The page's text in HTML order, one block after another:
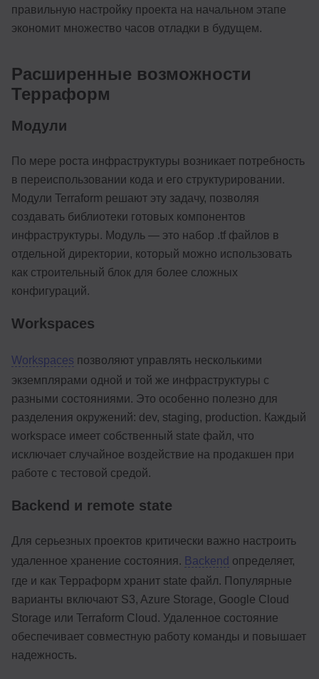
правильную настройку проекта на начальном этапе
экономит множество часов отладки в будущем.
Расширенные возможности
Терраформ
Модули
По мере роста инфраструктуры возникает потребность
в переиспользовании кода и его структурировании.
Модули Terraform решают эту задачу, позволяя
создавать библиотеки готовых компонентов
инфраструктуры. Модуль — это набор .tf файлов в
отдельной директории, который можно использовать
как строительный блок для более сложных
конфигураций.
Workspaces
Workspaces позволяют управлять несколькими
экземплярами одной и той же инфраструктуры с
разными состояниями. Это особенно полезно для
разделения окружений: dev, staging, production. Каждый
workspace имеет собственный state файл, что
исключает случайное воздействие на продакшен при
работе с тестовой средой.
Backend и remote state
Для серьезных проектов критически важно настроить
удаленное хранение состояния. Backend определяет,
где и как Терраформ хранит state файл. Популярные
варианты включают S3, Azure Storage, Google Cloud
Storage или Terraform Cloud. Удаленное состояние
обеспечивает совместную работу команды и повышает
надежность.